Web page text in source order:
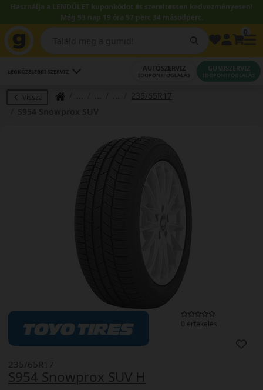
Használja a LENDÜLET kuponkódot és szereltessen kedvezményesen!
Még 53 nap 19 óra 57 perc 34 másodperc.
LEGKÖZELEBBI SZERVIZ AUTÓSZERVIZ
IDŐPONTFOGLALÁS
GUMISZERVIZ
IDŐPONTFOGLALÁS
Vissza
235/65R17
0 értékelés
S954 Snowprox SUV H
235/65R17